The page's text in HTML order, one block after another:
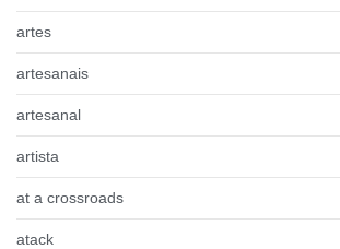
artes
artesanais
artesanal
artista
at a crossroads
atack